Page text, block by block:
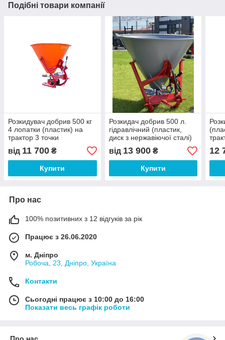
Подібні товари компанії
Розкидувач добрив 500 кг
4 лопатки (пластик) на
трактор 3 точки
від 11 700 ₴
Купити
Розкидач добрив 500 л.
гідравлічний (пластик,
диск з нержавіючої сталі)
на трактор
від 13 900₴
Купити
12
Про нас
100% позитивних з 12 відгуків за рік
Працює з 26.06.2020
м. Дніпро
Робоча, 23, Дніпро, Україна
Контакти
Сьогодні працює з 10:00 до 16:00
Показати весь графік роботи